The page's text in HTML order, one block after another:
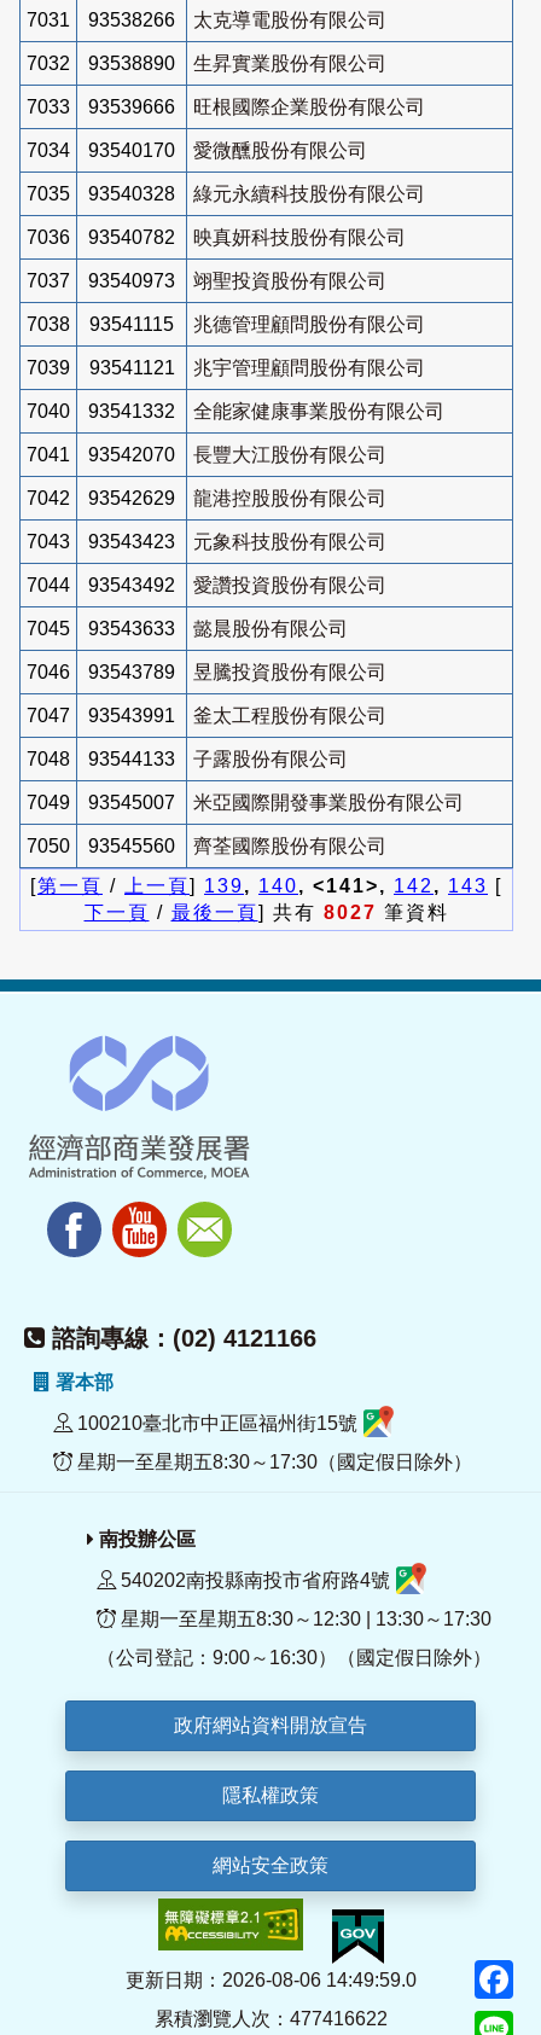
7031 93538266 太克導電股份有限公司
7032 93538890 生昇實業股份有限公司
7033 93539666 旺根國際企業股份有限公司
7034 93540170 愛微醺股份有限公司
7035 93540328 綠元永續科技股份有限公司
7036 93540782 映真妍科技股份有限公司
7037 93540973 翊聖投資股份有限公司
7038 93541115 兆德管理顧問股份有限公司
7039 93541121 兆宇管理顧問股份有限公司
7040 93541332 全能家健康事業股份有限公司
7041 93542070 長豐大江股份有限公司
7042 93542629 龍港控股股份有限公司
7043 93543423 元象科技股份有限公司
7044 93543492 愛讚投資股份有限公司
7045 93543633 懿晨股份有限公司
7046 93543789 昱騰投資股份有限公司
7047 93543991 釜太工程股份有限公司
7048 93544133 子露股份有限公司
7049 93545007 米亞國際開發事業股份有限公司
7050 93545560
齊荃國際股份有限公司
[第一頁 / 上一頁] 139, 140, <141>, 142 , 143 [
下一頁 / 最後一頁] 共有 8027 筆資料
諮詢專線：(02) 4121166
署本部
100210臺北市中正區福州街15號
星期一至星期五8:30～17:30（國定假日除外）
南投辦公區
540202南投縣南投市省府路4號
星期一至星期五8:30～12:30 | 13:30～17:30
（公司登記：9:00～16:30）（國定假日除外）
政府網站資料開放宣告
隱私權政策
網站安全政策
更新日期：2026-08-06 14:49:59.0
累積瀏覽人次：477416622